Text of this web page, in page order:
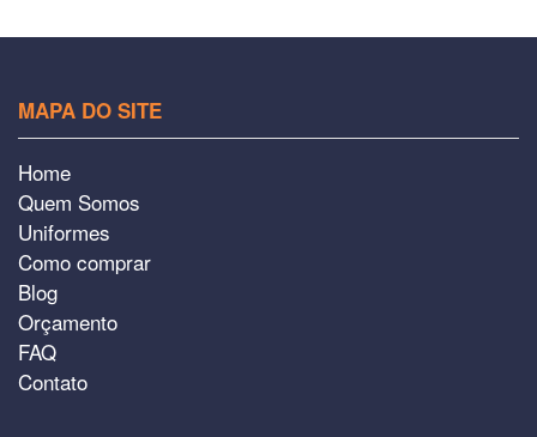
MAPA DO SITE
Home
Quem Somos
Uniformes
Como comprar
Blog
Orçamento
FAQ
Contato